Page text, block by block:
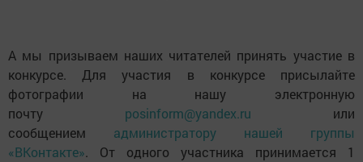
А мы призываем наших читателей принять участие в
конкурсе. Для участия в конкурсе присылайте
фотографии на нашу электронную
почту posinform@yandex.ru или
сообщением администратору нашей группы
«ВКонтакте». От одного участника принимается 1